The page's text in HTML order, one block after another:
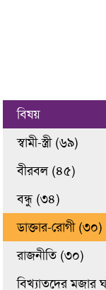
বিষয়
স্বামী-স্ত্রী (৬৯)
বীরবল (৪৫)
বন্ধু (৩৪)
ডাক্তার-রোগী (৩০)
রাজনীতি (৩০)
বিখ্যাতদের মজার